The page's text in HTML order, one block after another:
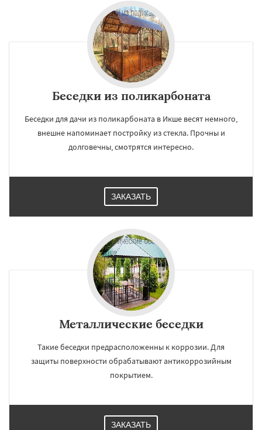
Беседки из поликарбоната
Беседки для дачи из поликарбоната в Икше весят немного,
внешне напоминает постройку из стекла. Прочны и
долговечны, смотрятся интересно.
ЗАКАЗАТЬ
Металлические беседки
Такие беседки предрасположенны к коррозии. Для
защиты поверхности обрабатывают антикоррозийным
покрытием.
ЗАКАЗАТЬ